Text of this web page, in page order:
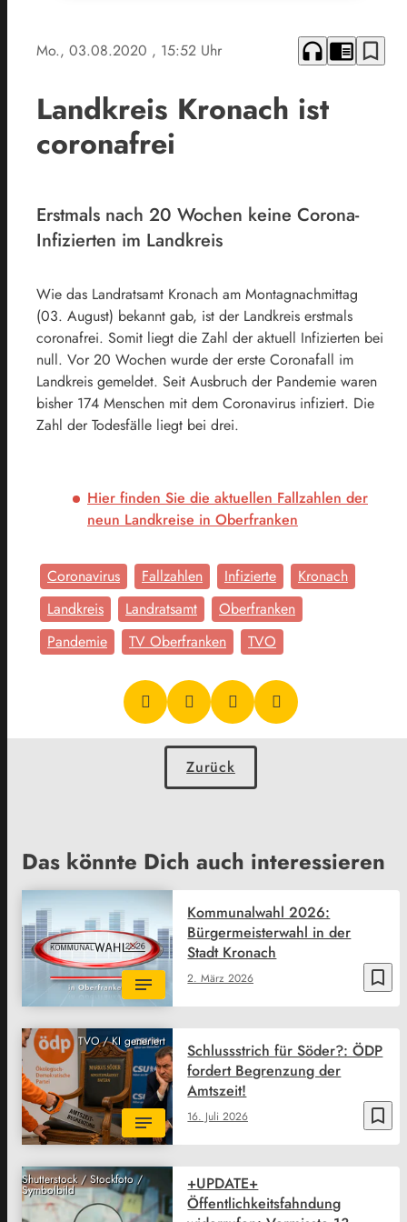
Mo., 03.08.2020 , 15:52 Uhr headphones chrome_reader_mode bookmark_border
Landkreis Kronach ist
coronafrei
Erstmals nach 20 Wochen keine Corona-
Infizierten im Landkreis
Wie das Landratsamt Kronach am Montagnachmittag
(03. August) bekannt gab, ist der Landkreis erstmals
coronafrei. Somit liegt die Zahl der aktuell Infizierten bei
null. Vor 20 Wochen wurde der erste Coronafall im
Landkreis gemeldet. Seit Ausbruch der Pandemie waren
bisher 174 Menschen mit dem Coronavirus infiziert. Die
Zahl der Todesfälle liegt bei drei.
Hier finden Sie die aktuellen Fallzahlen der
neun Landkreise in Oberfranken
Coronavirus Fallzahlen Infizierte
Kronach
Landkreis
Landratsamt
Oberfranken
Pandemie
TV Oberfranken TVO
Zurück
Das könnte Dich auch interessieren
bookmark_border
2. März 2026
Kommunalwahl 2026:
Bürgermeisterwahl in der
Stadt Kronach
TVO / KI generiert
bookmark_border
16. Juli 2026
Schlussstrich für Söder?: ÖDP
fordert Begrenzung der
Amtszeit!
Shutterstock / Stockfoto /
Symbolbild
+UPDATE+
Öffentlichkeitsfahndung